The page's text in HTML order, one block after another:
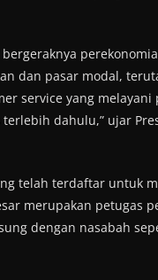
dan pasar modal,
service yang melayani
dahulu,” ujar
telah terdaftar untuk
merupakan petugas
dengan nasabah